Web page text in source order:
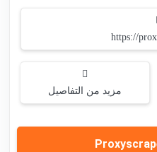
https://
مزيد من التفاصيل